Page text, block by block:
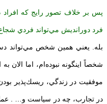
پس بر خلاف تصور رايج كه افراد
فرد دورانديش مي‌تواند فردي
بله. يعني همين شخص مي‌تواند
شخصاً اينگونه نبوده‌ام، اما الان
موفقيت در زندگي، ريسك‌پذير
در تجارب، چه در سياست و… .